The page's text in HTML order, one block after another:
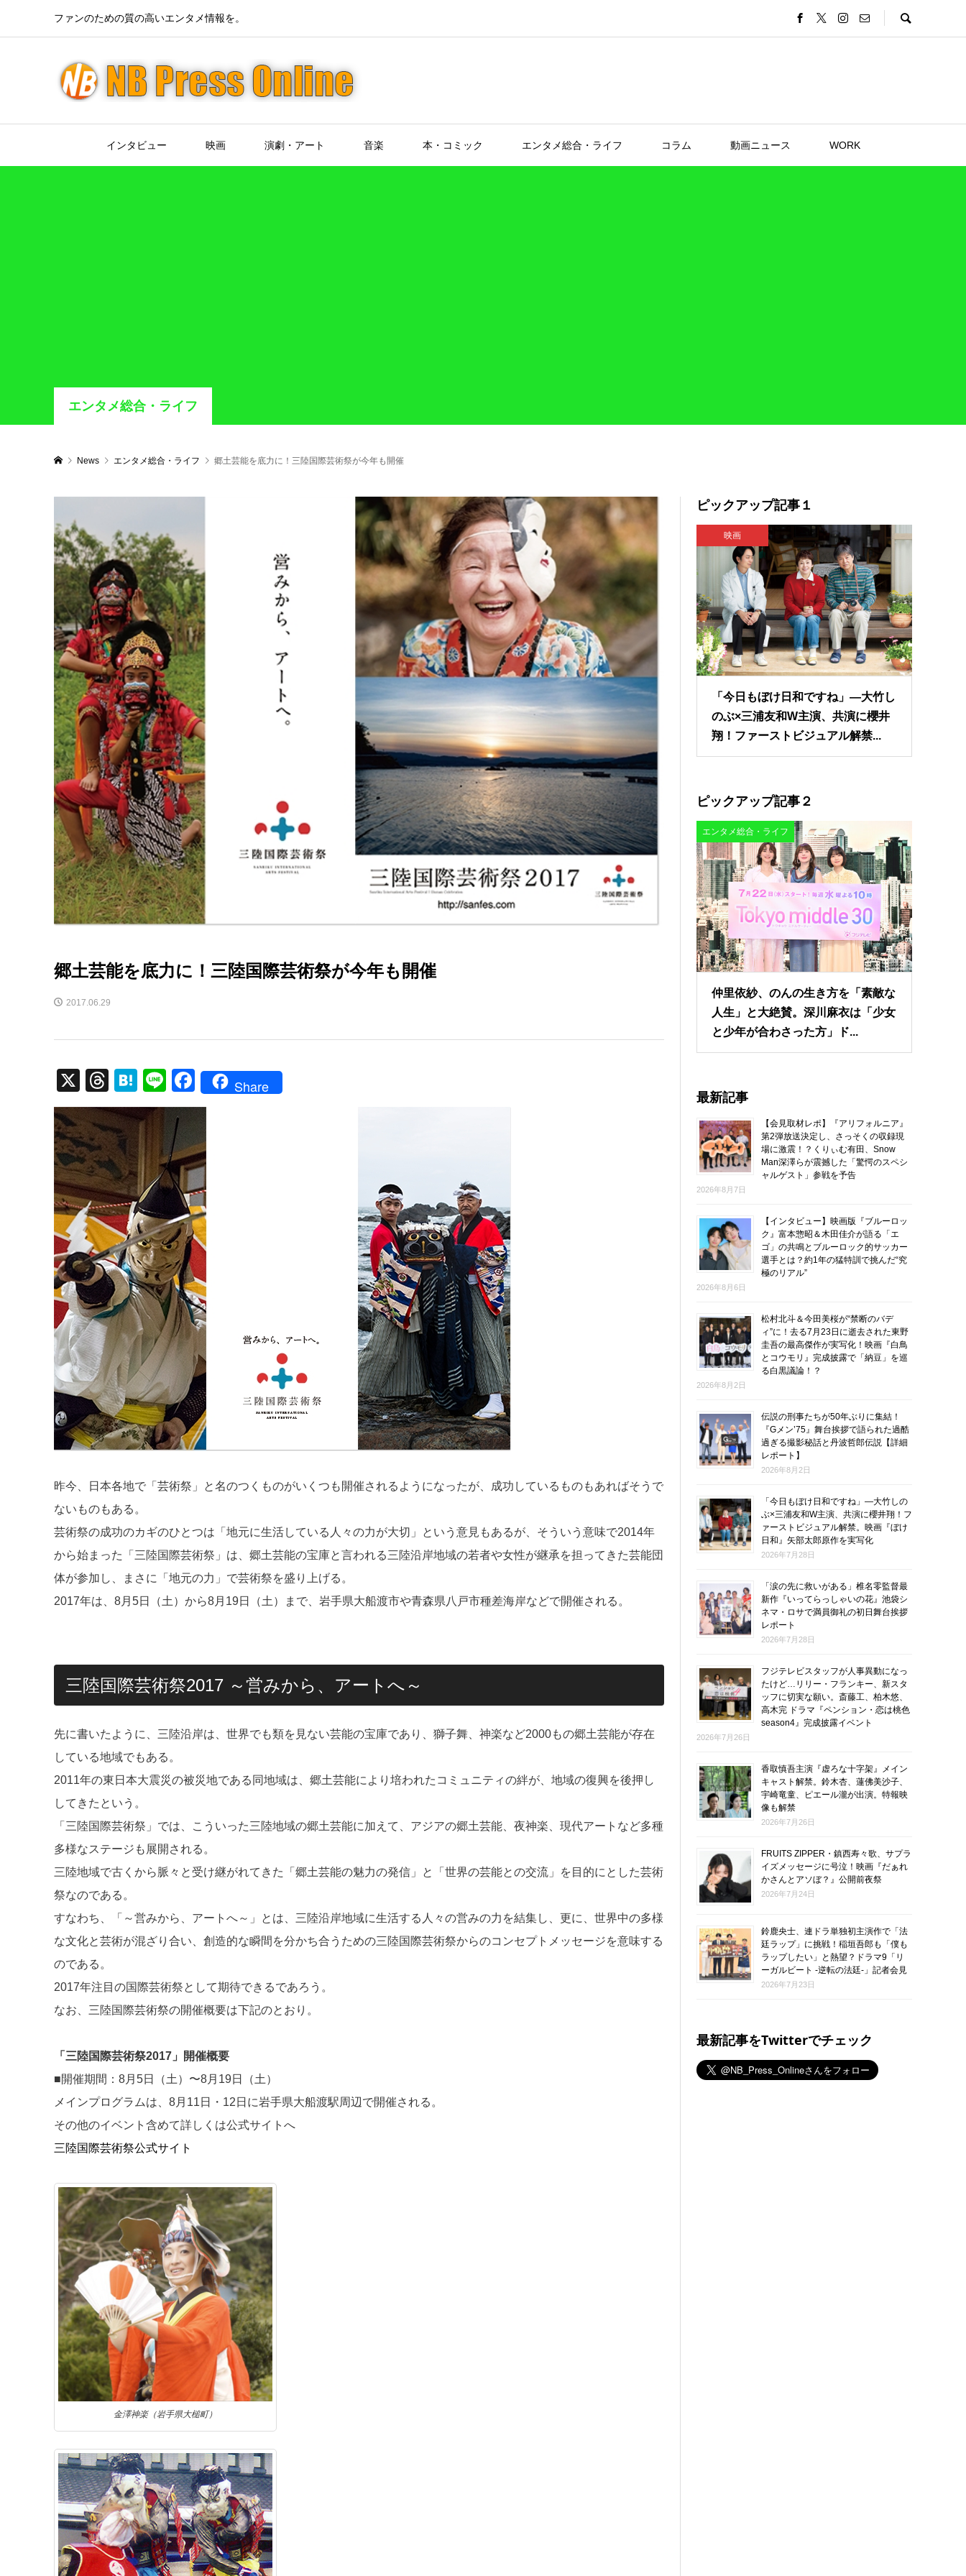
ファンのための質の高いエンタメ情報を。
インタビュー 映画 演劇・アート 音楽 本・コミック エンタメ総合・ライフ コラム 動画ニュース WORK
エンタメ総合・ライフ
News エンタメ総合・ライフ 郷土芸能を底力に！三陸国際芸術祭が今年も開催
郷土芸能を底力に！三陸国際芸術祭が今年も開催
2017.06.29
X
T
hr
e
a
d
s
H
at
e
n
a
Li
n
e
F
a
e
b
o
o
k
Share
昨今、日本各地で「芸術祭」と名のつくものがいくつも開催されるようになったが、成功しているものもあればそうで
ないものもある。
芸術祭の成功のカギのひとつは「地元に生活している人々の力が大切」という意見もあるが、そういう意味で2014年
から始まった「三陸国際芸術祭」は、郷土芸能の宝庫と言われる三陸沿岸地域の若者や女性が継承を担ってきた芸能団
体が参加し、まさに「地元の力」で芸術祭を盛り上げる。
2017年は、8月5日（土）から8月19日（土）まで、岩手県大船渡市や青森県八戸市種差海岸などで開催される。
三陸国際芸術祭2017 ～営みから、アートへ～
先に書いたように、三陸沿岸は、世界でも類を見ない芸能の宝庫であり、獅子舞、神楽など2000もの郷土芸能が存在
している地域でもある。
2011年の東日本大震災の被災地である同地域は、郷土芸能により培われたコミュニティの絆が、地域の復興を後押し
してきたという。
「三陸国際芸術祭」では、こういった三陸地域の郷土芸能に加えて、アジアの郷土芸能、夜神楽、現代アートなど多種
多様なステージも展開される。
三陸地域で古くから脈々と受け継がれてきた「郷土芸能の魅力の発信」と「世界の芸能との交流」を目的にとした芸術
祭なのである。
すなわち、「～営みから、アートへ～」とは、三陸沿岸地域に生活する人々の営みの力を結集し、更に、世界中の多様
な文化と芸術が混ざり合い、創造的な瞬間を分かち合うための三陸国際芸術祭からのコンセプトメッセージを意味する
のである。
2017年注目の国際芸術祭として期待できるであろう。
なお、三陸国際芸術祭の開催概要は下記のとおり。
「三陸国際芸術祭2017」開催概要
■開催期間：8月5日（土）〜8月19日（土）
メインプログラムは、8月11日・12日に岩手県大船渡駅周辺で開催される。
その他のイベント含めて詳しくは公式サイトへ
三陸国際芸術祭公式サイト
金澤神楽（岩手県大槌町）
ピックアップ記事１
映画
「今日もぼけ日和ですね」―大竹し
のぶ×三浦友和W主演、共演に櫻井
翔！ファーストビジュアル解禁...
ピックアップ記事２
エンタメ総合・ライフ
仲里依紗、のんの生き方を「素敵な
人生」と大絶賛。深川麻衣は「少女
と少年が合わさった方」ド...
最新記事
【会見取材レポ】『アリフォルニア』
第2弾放送決定し、さっそくの収録現
場に激震！？くりぃむ有田、Snow
Man深澤らが震撼した「驚愕のスペシ
ャルゲスト」参戦を予告
2026年8月7日
【インタビュー】映画版『ブルーロッ
ク』富本惣昭＆木田佳介が語る「エ
ゴ」の共鳴とブルーロック的サッカー
選手とは？約1年の猛特訓で挑んだ“究
極のリアル”
2026年8月6日
松村北斗＆今田美桜が“禁断のバデ
ィ”に！去る7月23日に逝去された東野
圭吾の最高傑作が実写化！映画『白鳥
とコウモリ』完成披露で「納豆」を巡
る白黒議論！？
2026年8月2日
伝説の刑事たちが50年ぶりに集結！
『Gメン’75』舞台挨拶で語られた過酷
過ぎる撮影秘話と丹波哲郎伝説【詳細
レポート】
2026年8月2日
「今日もぼけ日和ですね」―大竹しの
ぶ×三浦友和W主演、共演に櫻井翔！フ
ァーストビジュアル解禁。映画『ぼけ
日和』矢部太郎原作を実写化
2026年7月28日
「涙の先に救いがある」椎名零監督最
新作『いってらっしゃいの花』池袋シ
ネマ・ロサで満員御礼の初日舞台挨拶
レポート
2026年7月28日
フジテレビスタッフが人事異動になっ
たけど…リリー・フランキー、新スタ
ッフに切実な願い。斎藤工、柏木悠、
高木完 ドラマ『ペンション・恋は桃色
season4』完成披露イベント
2026年7月26日
香取慎吾主演『虚ろな十字架』メイン
キャスト解禁。鈴木杏、蓮佛美沙子、
宇崎竜童、ピエール瀧が出演。特報映
像も解禁
2026年7月26日
FRUITS ZIPPER・鎮西寿々歌、サプラ
イズメッセージに号泣！映画『だぁれ
かさんとアソぼ？』公開前夜祭
2026年7月24日
鈴鹿央士、連ドラ単独初主演作で「法
廷ラップ」に挑戦！稲垣吾郎も「僕も
ラップしたい」と熱望？ドラマ9「リ
ーガルビート -逆転の法廷-」記者会見
2026年7月23日
最新記事をTwitterでチェック